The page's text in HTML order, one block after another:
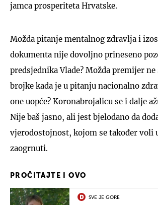
jamca prosperiteta Hrvatske.
Možda pitanje mentalnog zdravlja i
dokumenta nije dovoljno prineseno
predsjednika Vlade? Možda premijer
brojke kada je u pitanju nacionalno
one uopće? Koronabrojalicu se i dalje
Nije baš jasno, ali jest bjelodano da
vjerodostojnost, kojom se također voli
zaogrnuti.
PROČITAJTE I OVO
SVE JE GORE